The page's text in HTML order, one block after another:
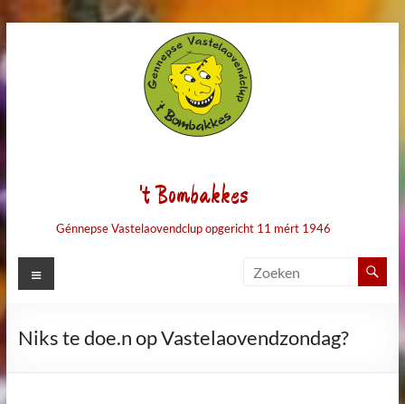
naar
inhoud
't Bombakkes
Génnepse Vastelaovendclup opgericht 11 mért 1946
Menu
Niks te doe.n op Vastelaovendzondag?